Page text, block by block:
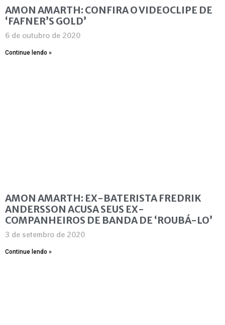
AMON AMARTH: CONFIRA O VIDEOCLIPE DE
‘FAFNER’S GOLD’
6 de outubro de 2020
Continue lendo »
AMON AMARTH: EX-BATERISTA FREDRIK
ANDERSSON ACUSA SEUS EX-
COMPANHEIROS DE BANDA DE ‘ROUBÁ-LO’
3 de setembro de 2020
Continue lendo »